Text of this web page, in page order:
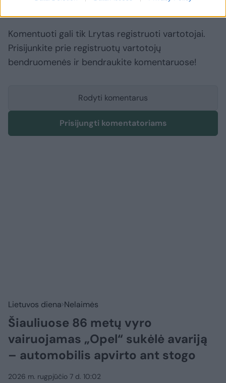
Komentuoti gali tik Lrytas registruoti vartotojai.
Prisijunkite prie registruotų vartotojų
bendruomenės ir bendraukite komentaruose!
Rodyti komentarus
Prisijungti komentatoriams
Lietuvos diena Nelaimės
Šiauliuose 86 metų vyro
vairuojamas „Opel“ sukėlė avariją
– automobilis apvirto ant stogo
2026 m. rugpjūčio 7 d. 10:02